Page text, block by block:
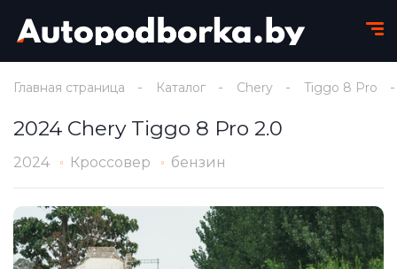
Главная страница Каталог Chery Tiggo 8 Pro
2024 Chery Tiggo 8 Pro 2.0
2024 Кроссовер бензин